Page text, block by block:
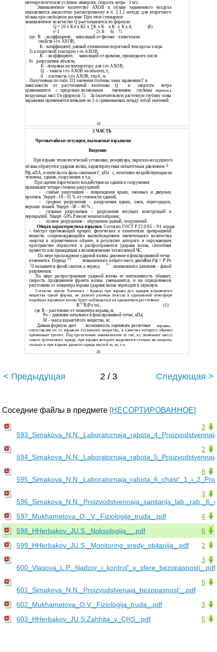
метеорологические условия: инверсия, скорость ветра - 1 м/с.
Эквивалентное количество АХОВ в облаке зараженного воздуха
определяется аналогично рассмотренному в п. 2.1.2 методу для вторичного
облака при свободном разливе. При этом суммарное
эквивалентное количество Q рассчитывается по формуле:
Q = 20 x K4 x K5 x ∑K x K
x K x K x d,
(8)
i=1
2i 3i 6i
7i
где: К - коэффициент,
зависящий от физико - химических
свойств i-го АХОВ;
K - коэффициент, равный отношению пороговой токсодозы хлора
3i к пороговой токсодозе i-го АХОВ;
K
- коэффициент,
зависящий от времени, прошедшего после
6i
разрушения объекта;
K - поправка на температуру для i-го АХОВ;
Q
- запасы i-го АХОВ на объекте, т;
d
- плотность i-го АХОВ, т/куб. м.
Полученные по табл. П1 значения глубины зоны заражения Г в
зависимости от рассчитанной величины Q и скорости ветра
сравниваются с предельно возможным значением глубины переноса
воздушных масс Гп (формула 7). За окончательную расчетную глубину зоны
заражения принимается меньшее из 2-х сравниваемых между собой значений.
19
2 ЧАСТЬ
Чрезвычайные ситуации, вызванные взрывами
Введение.
При взрыве технологической установки, резервуара, парогазо-воздушного
облака образуется ударная волна, характеризуемая избыточным давлением
Рф, кПА, и импульсом фазы сжиганияГ, кПа с, негативно воздействующая на
человека, здания, сооружения и т.д.
При оценке барического воздействия на здания и сооружения
принимают четыре степени разрушений:
-
слабые разрушения - повреждения крыш, оконных и дверных
проемов. Ущерб –10 –15 % от стоимости зданий;
-
средние разрушения – разрушения крыш, окон, перегородок,
верхних этажей. Ущерб –30 – 40 % ;
-
сильные разрушения – разрушение несущих конструкций и
перекрытий. Ущерб-50%.Ремонт нецелесообразен;
-
полное разрушение – обрушение зданий, сооружений.
Общая характеристика взрывов.Согласно ГОСТ Р 22.0.05 – 94: взрыв
– быстро протекающий процесс физических и химических превращений
веществ, сопровождающийся высвобождением значительного количества
энергии в ограниченном объеме, в результате которого в окружающем
пространстве образуется и распространяется ударная волна, способная
привести или приводящая к возникновению техногенной ЧС.
По мере прохождения ударной волны давление в фиксированной точке
изменяется. Период повышенного избыточного давленияРф = Р Ро
0 называется фазой сжатия, а период
пониженного давления – фазой
разряжения.
По мере распространения ударной волны ее интенсивность убывает,
скорость продвижения фронта волны уменьшается, и на определенном
расстоянии от эпицентра взрыва ударная волна переходит в звуковую.
Согласно закону Хопкинса – Кранца при взрыве дух зарядов взрывчатого
вещества одной формы, но разного размера (массы) в одинаковой атмосфере
подобные взрывные волны будут наблюдаться на одинаковом расстоянии
R R(Pо m) ,
(1)
где R – расстояние от эпицентра взрыва, м;
Pо – давление начальное в фиксированной точке, кПа;
M – масса взрывчатого вещества, кг.
Данная формула дает возможность оценивать различные
взрывы,
сопоставляя их со взрывом эталонного вещества, в качестве которого обычно
принимают тротил. Под тротиловым эквивалентом m тнт, кг, понимают массу
такого тротилового заряда, при взрыве которого выделяется столько же энергии,
сколько и при взрыве данного заряда массой m, кг, т.е.
20
< Предыдущая 2 / 3 Следующая >
Соседние файлы в предмете [НЕСОРТИРОВАННОЕ]
3
2
8
3
4
597_Mukhametova_O._V._Fiziologija_truda_.pdf
6
598_HHerbakov_JU.S._Noksologija__.pdf
2
599_HHerbakov_JU.S._Monitoring_sredy_obitanija_.pdf
3
600_Vlasova_L.P._Nadzor_i_kontrol'_v_sfere_bezopasnosti_.pdf
5
601_Simakova_N.N._Proizvodstvenaja_bezopasnost'_.pdf
3
602_Mukhametova_O.V._Fiziologija_truda_.pdf
5
603_HHerbakov_JU.S.Zahhita_v_CHS_.pdf